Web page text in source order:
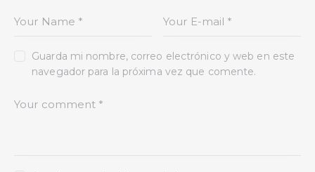
Guarda mi nombre, correo electrónico y web en este
navegador para la próxima vez que comente.